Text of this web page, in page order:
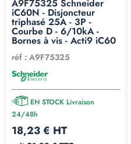
A9F75325 Schneider
iC60N - Disjoncteur
triphasé 25A - 3P -
Courbe D - 6/10kA -
Bornes à vis - Acti9 iC60
réf : A9F75325
EN STOCK Livraison
24/48h
18,23 € HT